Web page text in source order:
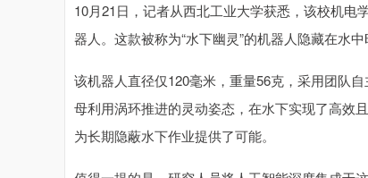
10月21日，记者从西北工业大学获悉，该校机
器人。这款被称为“水下幽灵”的机器人隐藏在水
该机器人直径仅120毫米，重量56克，采用团队
母利用涡环推进的灵动姿态，在水下实现了高效
为长期隐蔽水下作业提供了可能。